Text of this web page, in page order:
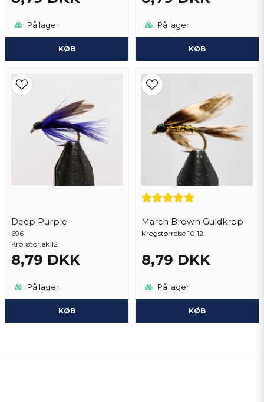
På lager
KØB
På lager
KØB
Deep Purple
696
Krokstorlek 12
8,79 DKK
På lager
KØB
March Brown Guldkrop
Krogstørrelse 10,12.
8,79 DKK
På lager
KØB